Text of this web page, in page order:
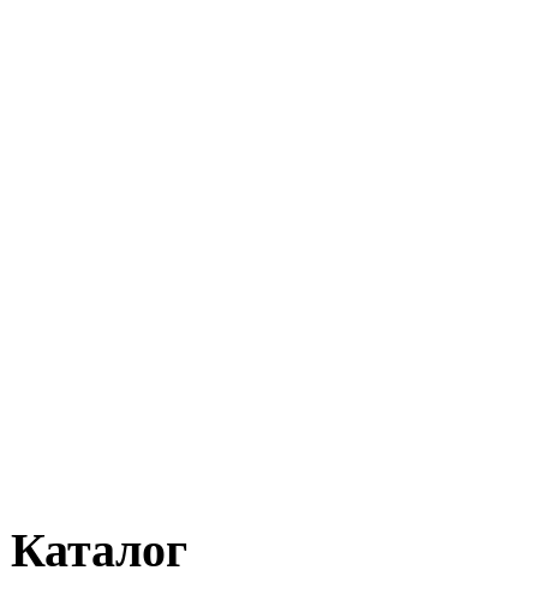
Каталог